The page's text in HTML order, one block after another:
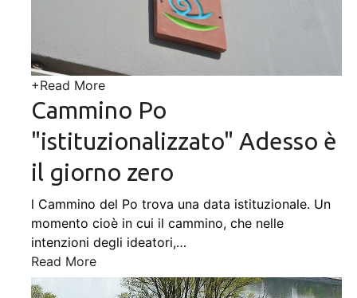
+Read More
Cammino Po
"istituzionalizzato" Adesso è
il giorno zero
l Cammino del Po trova una data istituzionale. Un
momento cioè in cui il cammino, che nelle
intenzioni degli ideatori,…
Read More